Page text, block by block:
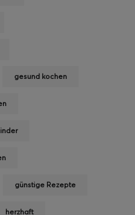
gesund kochen
günstige Rezepte
herzhaft